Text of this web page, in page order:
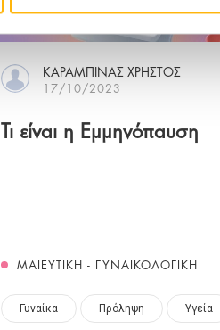
ΚΑΡΑΜΠΙΝΑΣ ΧΡΗΣΤΟΣ
17/10/2023
Τι είναι η Εμμηνόπαυση
ΜΑΙΕΥΤΙΚΗ - ΓΥΝΑΙΚΟΛΟΓΙΚΗ
Γυναίκα Πρόληψη Υγεία